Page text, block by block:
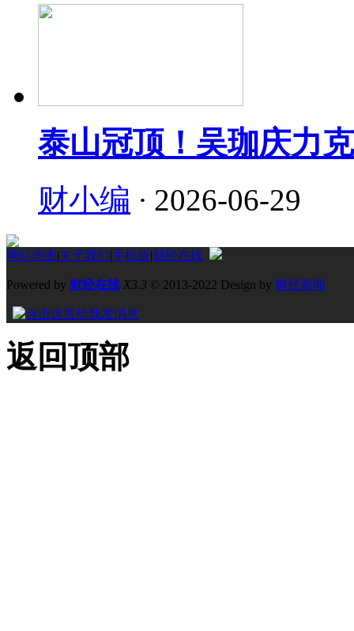
泰山冠顶！吴珈庆力
财小编 · 2026-06-29
网站地图 |关于我们|手机版|财经在线
Powered by 财经在线 X3.3 © 2013-2022 Design by 财经新闻
返回顶部